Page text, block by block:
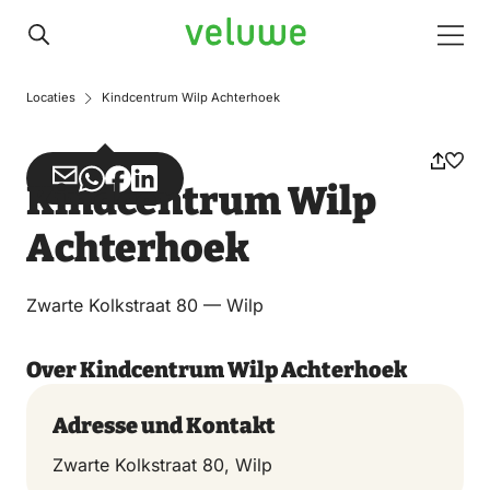
Veluwe
Locaties Kindcentrum Wilp Achterhoek
Teilen
über
Email
Teilen
über
WhatsApp
Teilen
auf
Facebook
Teilen
auf
LinkedIn
Kindcentrum Wilp
Achterhoek
Zwarte Kolkstraat 80 — Wilp
Over Kindcentrum Wilp Achterhoek
Adresse und Kontakt
Zwarte Kolkstraat 80, Wilp